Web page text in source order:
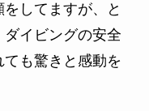
してますが、と
イビングの安全
も驚きと感動を